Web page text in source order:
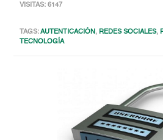
VISITAS: 6147
TAGS:AUTENTICACIÓN, REDES SOCIALES,
TECNOLOGÍA